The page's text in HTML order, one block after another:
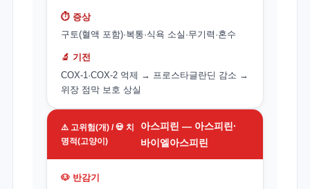
⏱️ 증상
구토(혈액 포함)·복통·식욕 소실·무기력·혼수
🔬 기전
COX-1·COX-2 억제 → 프로스타글란딘 감소 →
위장 점막 보호 상실
⚠️ 고위험(개) / 💀 치
명적(고양이)
아스피린 — 아스피린·
바이엘아스피린
🐶 반감기